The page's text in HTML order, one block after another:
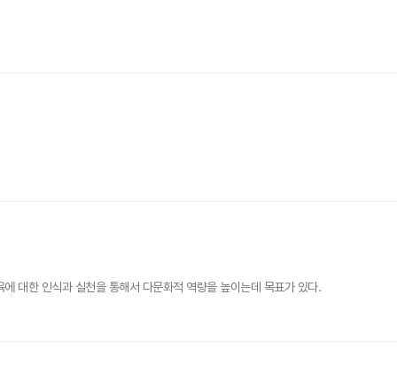
대한 인식과 실천을 통해서 다문화적 역량을 높이는데 목표가 있다.